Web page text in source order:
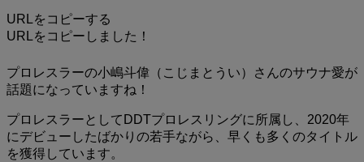
URLをコピーする
URLをコピーしました！
プロレスラーの小嶋斗偉（こじまとうい）さんのサウナ愛が
話題になっていますね！
プロレスラーとしてDDTプロレスリングに所属し、2020年
にデビューしたばかりの若手ながら、早くも多くのタイトル
を獲得しています。